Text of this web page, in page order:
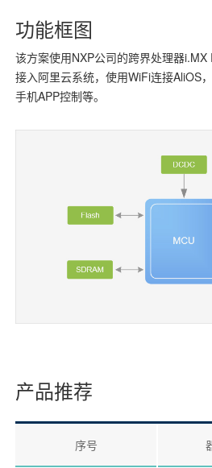
功能框图
该方案使用NXP公司的跨界处理器
接入阿里云系统，使用WiFi连接AliOS
手机APP控制等。
产品推荐
序号